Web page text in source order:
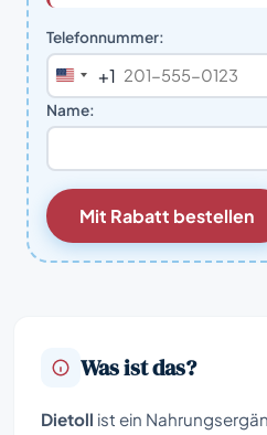
Telefonnummer:
United
States
+1
Name:
Mit Rabatt bestellen
Was ist das?
Dietoll ist ein